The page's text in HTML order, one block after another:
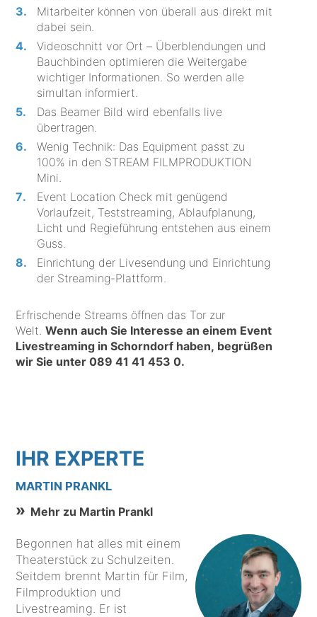
Mitarbeiter können von überall aus direkt mit
dabei sein.
Videoschnitt vor Ort – Überblendungen und
Bauchbinden optimieren die Weitergabe
wichtiger Informationen. So werden alle
simultan informiert.
Das Beamer Bild wird ebenfalls live
übertragen.
Wenig Technik: Das Equipment passt zu
100% in den STREAM FILMPRODUKTION
Mini.
Event Location Check mit genügend
Vorlaufzeit, Teststreaming, Ablaufplanung,
Licht und Regieführung entstehen aus einem
Guss.
Einrichtung der Livesendung und Einrichtung
der Streaming-Plattform.
Erfrischende Streams öffnen das Tor zur
Welt.Wenn auch Sie Interesse an einem Event
Livestreaming in Schorndorf haben, begrüßen
wir Sie unter089 41 41 453 0.
IHR EXPERTE
MARTIN PRANKL
Mehr zu Martin Prankl
Begonnen hat alles mit einem
Theaterstück zu Schulzeiten.
Seitdem brennt Martin für Film,
Filmproduktion und
Livestreaming. Er ist